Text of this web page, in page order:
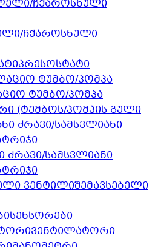
ჩქაროსნული
პრესოსტატი
ტუმბო/პომპა
(ტუმბოს/პომპის გული
ძრავი/სამსვლიანი
შემავსებელი
სენსორები
ვენტილატორი